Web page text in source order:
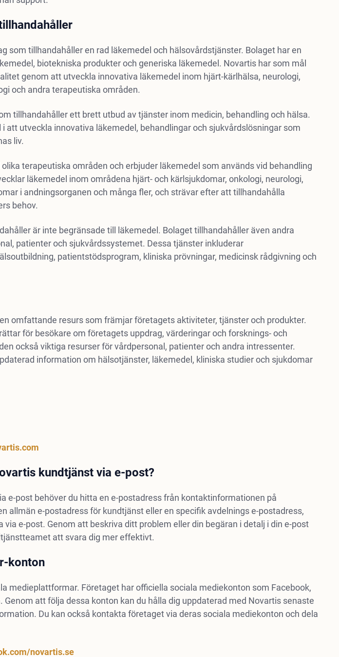
som tillhandahåller en rad läkemedel och hälsovårdstjänster. Bolaget har en
biotekniska produkter och generiska läkemedel. Novartis har som mål
genom att utveckla innovativa läkemedel inom hjärt-kärlhälsa, neurologi,
och andra terapeutiska områden.
tillhandahåller ett brett utbud av tjänster inom medicin, behandling och hälsa.
att utveckla innovativa läkemedel, behandlingar och sjukvårdslösningar som
liv.
terapeutiska områden och erbjuder läkemedel som används vid behandling
läkemedel inom områdena hjärt- och kärlsjukdomar, onkologi, neurologi,
i andningsorganen och många fler, och strävar efter att tillhandahålla
behov.
är inte begränsade till läkemedel. Bolaget tillhandahåller även andra
patienter och sjukvårdssystemet. Dessa tjänster inkluderar
patientstödsprogram, kliniska prövningar, medicinsk rådgivning och
omfattande resurs som främjar företagets aktiviteter, tjänster och produkter.
för besökare om företagets uppdrag, värderingar och forsknings- och
också viktiga resurser för vårdpersonal, patienter och andra intressenter.
information om hälsotjänster, läkemedel, kliniska studier och sjukdomar
kundtjänst via e-post?
e-post behöver du hitta en e-postadress från kontaktinformationen på
allmän e-postadress för kundtjänst eller en specifik avdelnings e-postadress,
via e-post. Genom att beskriva ditt problem eller din begäran i detalj i din e-post
att svara dig mer effektivt.
konton
medieplattformar. Företaget har officiella sociala mediekonton som Facebook,
att följa dessa konton kan du hålla dig uppdaterad med Novartis senaste
Du kan också kontakta företaget via deras sociala mediekonton och dela
novartis.se